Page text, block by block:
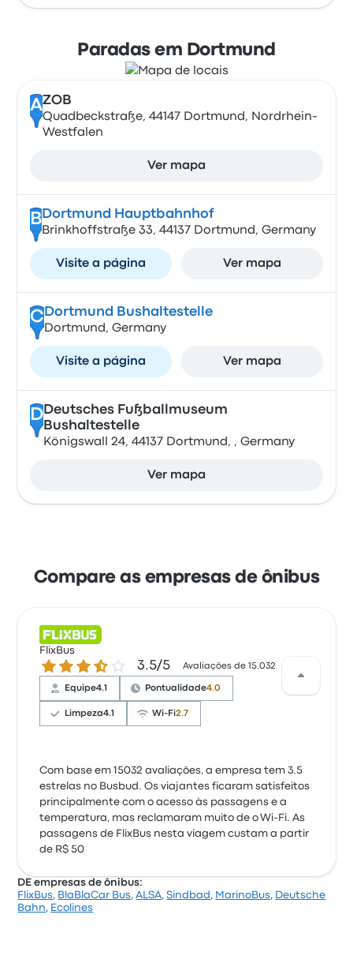
Paradas em Dortmund
AZOB
Quadbeckstraße, 44147 Dortmund, Nordrhein-
Westfalen
Ver mapa
B Dortmund Hauptbahnhof
Brinkhoffstraße 33, 44137 Dortmund, Germany
Visite a página Ver mapa
CDortmund Bushaltestelle
Dortmund, Germany
Visite a página Ver mapa
DDeutsches Fußballmuseum
Bushaltestelle
Königswall 24, 44137 Dortmund, , Germany
Ver mapa
Compare as empresas de ônibus
FlixBus
3.5 de 5 estrelas 3.5/5 Avaliações de 15.032
Equipe4.1 Pontualidade4.0
Limpeza4.1 Wi-Fi2.7
Com base em 15032 avaliações, a empresa tem 3.5
estrelas no Busbud. Os viajantes ficaram satisfeitos
principalmente com o acesso às passagens e a
temperatura, mas reclamaram muito de o Wi‑Fi. As
passagens de FlixBus nesta viagem custam a partir
de R$ 50
DE empresas de ônibus:
FlixBus, BlaBlaCar Bus,ALSA,Sindbad , MarinoBus, Deutsche
Bahn, Ecolines